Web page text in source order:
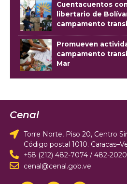
Cuentacuentos
libertario de
campamento
Promueven
campamento
Mar
Cenal
Torre Norte, Piso 20, Centro
Código postal 1010.
+58 (212) 482-7074 / 482-2020
cenal@cenal.gob.ve